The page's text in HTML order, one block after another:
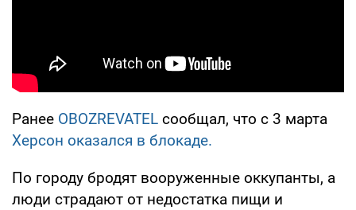
Ранее OBOZREVATEL сообщал, что с 3 марта
Херсон оказался в блокаде.
По городу бродят вооруженные оккупанты, а
люди страдают от недостатка пищи и